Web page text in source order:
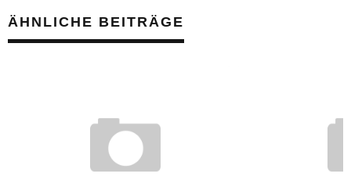
ÄHNLICHE BEITRÄGE